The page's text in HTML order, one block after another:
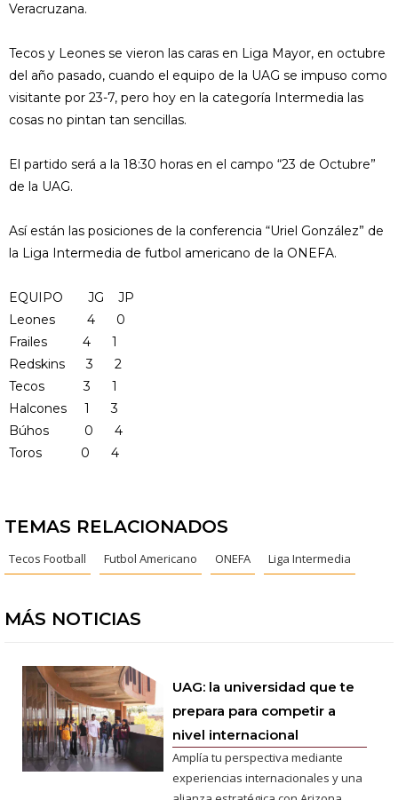
Veracruzana.
Tecos y Leones se vieron las caras en Liga Mayor, en octubre
del año pasado, cuando el equipo de la UAG se impuso como
visitante por 23-7, pero hoy en la categoría Intermedia las
cosas no pintan tan sencillas.
El partido será a la 18:30 horas en el campo “23 de Octubre”
de la UAG.
Así están las posiciones de la conferencia “Uriel González” de
la Liga Intermedia de futbol americano de la ONEFA.
EQUIPO JG JP
Leones 4 0
Frailes 4 1
Redskins 3 2
Tecos 3 1
Halcones 1 3
Búhos 0 4
Toros 0 4
TEMAS RELACIONADOS
Tecos Football Futbol Americano ONEFA Liga Intermedia
MÁS NOTICIAS
UAG: la universidad que te
prepara para competir a
nivel internacional
Amplía tu perspectiva mediante
experiencias internacionales y una